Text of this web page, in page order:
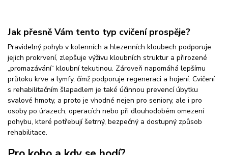
Jak přesně Vám tento typ cvičení prospěje?
Pravidelný pohyb v kolenních a hlezenních kloubech podporuje
jejich prokrvení, zlepšuje výživu kloubních struktur a přirozené
„promazávání“ kloubní tekutinou. Zároveň napomáhá lepšímu
průtoku krve a lymfy, čímž podporuje regeneraci a hojení. Cvičení
s rehabilitačním šlapadlem je také účinnou prevencí úbytku
svalové hmoty, a proto je vhodné nejen pro seniory, ale i pro
osoby po úrazech, operacích nebo při dlouhodobém omezení
pohybu, které potřebují šetrný, bezpečný a dostupný způsob
rehabilitace.